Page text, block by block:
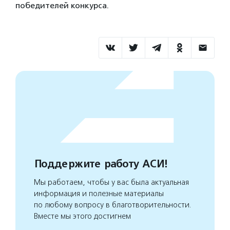
победителей конкурса.
Поддержите работу АСИ!
Мы работаем, чтобы у вас была актуальная
информация и полезные материалы
по любому вопросу в благотворительности.
Вместе мы этого достигнем